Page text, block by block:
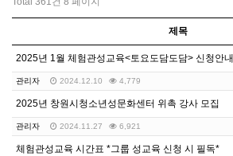
제목
2025년 1월 체험관성교육<토요도담도담> 신청안내
관리자 2024.12.10 4,779
2025년 창원시청소년성문화센터 위촉 강사 모집
관리자 2024.11.27 6,921
체험관성교육 시간표 *그룹 성교육 신청 시 필독*